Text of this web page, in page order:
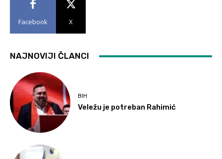
Facebook X
NAJNOVIJI ČLANCI
BIH
Veležu je potreban Rahimić